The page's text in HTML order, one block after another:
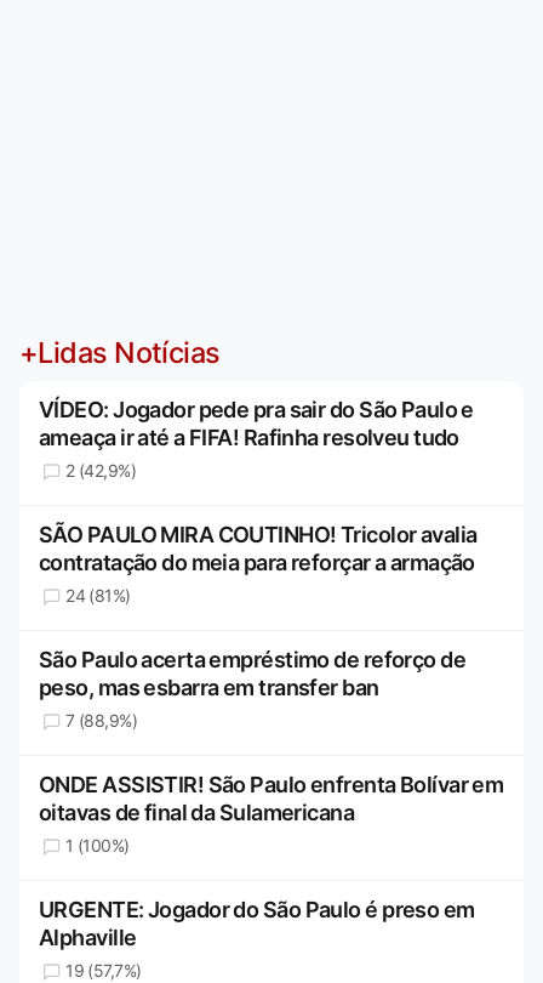
+Lidas Notícias
VÍDEO: Jogador pede pra sair do São Paulo e
ameaça ir até a FIFA! Rafinha resolveu tudo
2 (42,9%)
SÃO PAULO MIRA COUTINHO! Tricolor avalia
contratação do meia para reforçar a armação
24 (81%)
São Paulo acerta empréstimo de reforço de
peso, mas esbarra em transfer ban
7 (88,9%)
ONDE ASSISTIR! São Paulo enfrenta Bolívar em
oitavas de final da Sulamericana
1 (100%)
URGENTE: Jogador do São Paulo é preso em
Alphaville
19 (57,7%)